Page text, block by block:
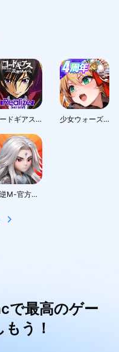
コードギアス 反逆のルルーシュ with Realize series 少女ウォーズ: 幻想天下統一戦
仙逆M-官方正版授權
で最高のゲー
う！